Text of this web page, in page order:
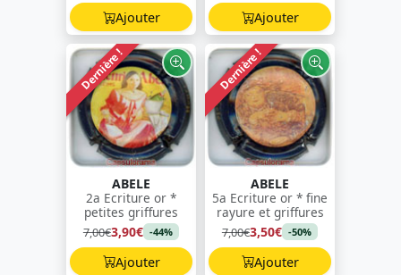
Ajouter Ajouter
Dernière !
ABELE
2a Ecriture or *
petites griffures
7,00€3,90€ -44%
Ajouter
Dernière !
ABELE
5a Ecriture or * fine
rayure et griffures
7,00€3,50€ -50%
Ajouter